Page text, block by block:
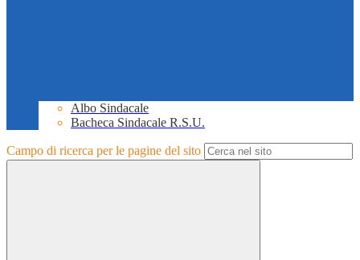
Albo Sindacale
Bacheca Sindacale R.S.U.
Campo di ricerca per le pagine del sito